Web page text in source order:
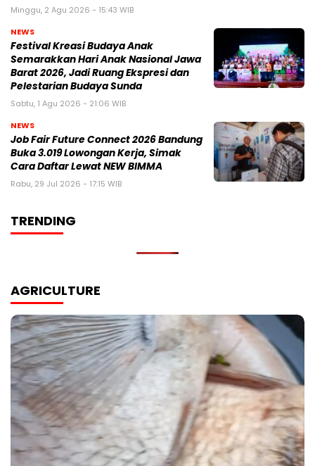
Minggu, 2 Agu 2026 - 15:43 WIB
NEWS
Festival Kreasi Budaya Anak
Semarakkan Hari Anak Nasional Jawa
Barat 2026, Jadi Ruang Ekspresi dan
Pelestarian Budaya Sunda
Sabtu, 1 Agu 2026 - 21:06 WIB
NEWS
Job Fair Future Connect 2026 Bandung
Buka 3.019 Lowongan Kerja, Simak
Cara Daftar Lewat NEW BIMMA
Rabu, 29 Jul 2026 - 17:15 WIB
TRENDING
AGRICULTURE